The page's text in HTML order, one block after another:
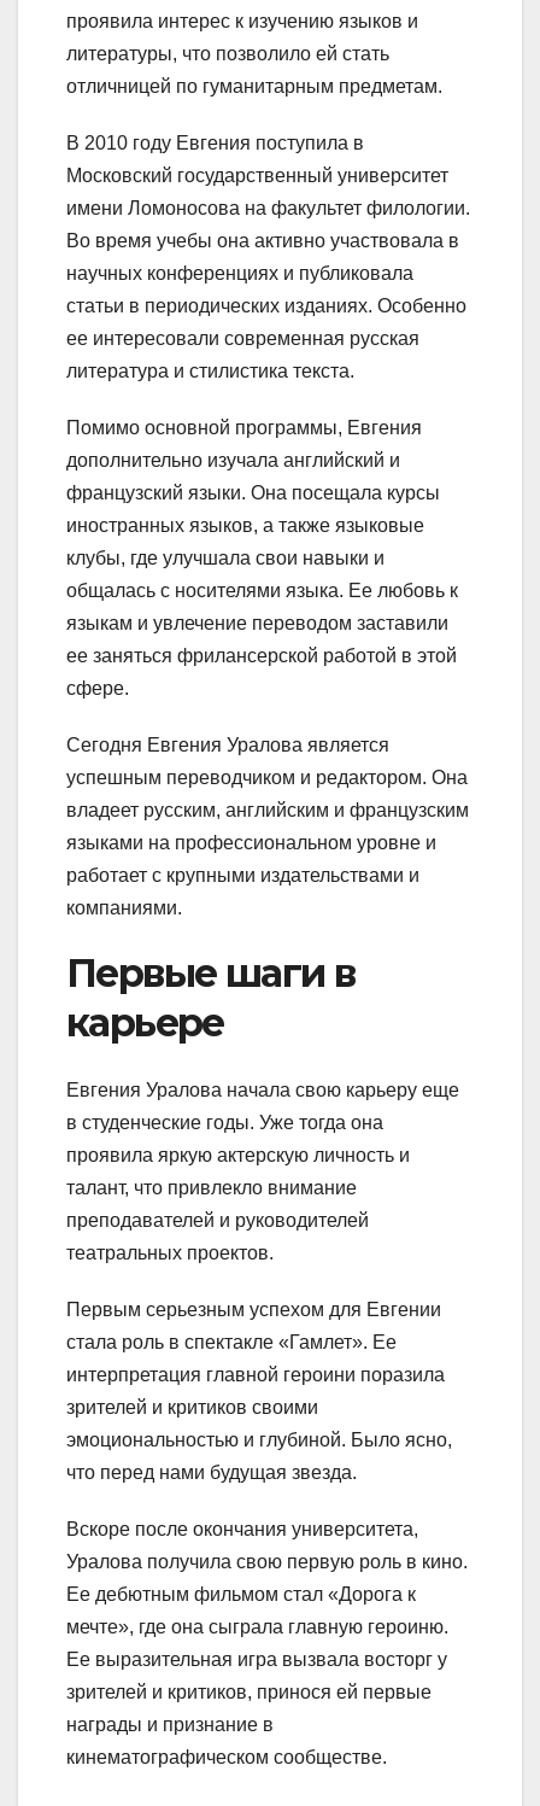
проявила интерес к изучению языков и
литературы, что позволило ей стать
отличницей по гуманитарным предметам.
В 2010 году Евгения поступила в
Московский государственный университет
имени Ломоносова на факультет филологии.
Во время учебы она активно участвовала в
научных конференциях и публиковала
статьи в периодических изданиях. Особенно
ее интересовали современная русская
литература и стилистика текста.
Помимо основной программы, Евгения
дополнительно изучала английский и
французский языки. Она посещала курсы
иностранных языков, а также языковые
клубы, где улучшала свои навыки и
общалась с носителями языка. Ее любовь к
языкам и увлечение переводом заставили
ее заняться фрилансерской работой в этой
сфере.
Сегодня Евгения Уралова является
успешным переводчиком и редактором. Она
владеет русским, английским и французским
языками на профессиональном уровне и
работает с крупными издательствами и
компаниями.
Первые шаги в
карьере
Евгения Уралова начала свою карьеру еще
в студенческие годы. Уже тогда она
проявила яркую актерскую личность и
талант, что привлекло внимание
преподавателей и руководителей
театральных проектов.
Первым серьезным успехом для Евгении
стала роль в спектакле «Гамлет». Ее
интерпретация главной героини поразила
зрителей и критиков своими
эмоциональностью и глубиной. Было ясно,
что перед нами будущая звезда.
Вскоре после окончания университета,
Уралова получила свою первую роль в кино.
Ее дебютным фильмом стал «Дорога к
мечте», где она сыграла главную героиню.
Ее выразительная игра вызвала восторг у
зрителей и критиков, принося ей первые
награды и признание в
кинематографическом сообществе.